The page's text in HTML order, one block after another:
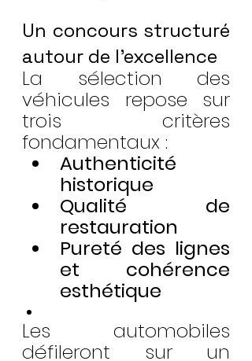
Un concours structuré
autour de l’excellence
La sélection des
véhicules repose sur
trois critères
fondamentaux :
Authenticité
historique
Qualité de
restauration
Pureté des lignes
et cohérence
esthétique
Les automobiles
défileront sur un